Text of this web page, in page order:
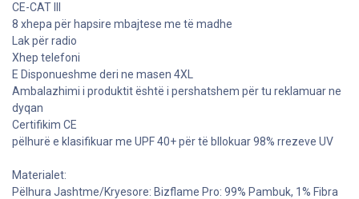
CE-CAT III
8 xhepa për hapsire mbajtese me të madhe
Lak për radio
Xhep telefoni
E Disponueshme deri ne masen 4XL
Ambalazhimi i produktit është i pershatshem për tu reklamuar ne
dyqan
Certifikim CE
pëlhurë e klasifikuar me UPF 40+ për të bllokuar 98% rrezeve UV
Materialet:
Pëlhura Jashtme/Kryesore: Bizflame Pro: 99% Pambuk, 1% Fibra